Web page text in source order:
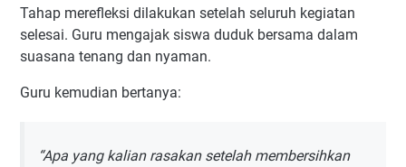
Tahap merefleksi dilakukan setelah seluruh kegiatan
selesai. Guru mengajak siswa duduk bersama dalam
suasana tenang dan nyaman.
Guru kemudian bertanya:
“Apa yang kalian rasakan setelah membersihkan